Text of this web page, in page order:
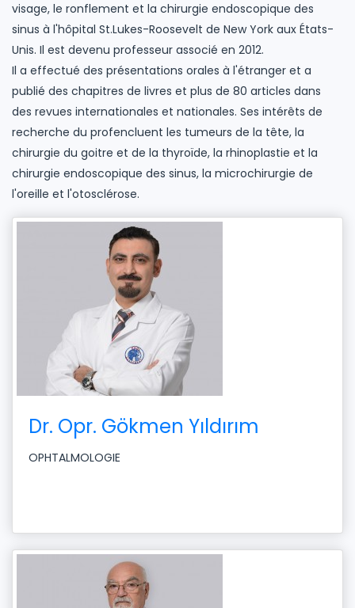
visage, le ronflement et la chirurgie endoscopique des
sinus à l'hôpital St.Lukes-Roosevelt de New York aux États-
Unis. Il est devenu professeur associé en 2012.
Il a effectué des présentations orales à l'étranger et a
publié des chapitres de livres et plus de 80 articles dans
des revues internationales et nationales. Ses intérêts de
recherche du profencluent les tumeurs de la tête, la
chirurgie du goitre et de la thyroïde, la rhinoplastie et la
chirurgie endoscopique des sinus, la microchirurgie de
l'oreille et l'otosclérose.
Dr. Opr. Gökmen Yıldırım
OPHTALMOLOGIE